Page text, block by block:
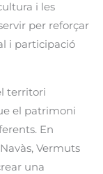
i les
per reforçar
i participació
territori
el patrimoni
En
Vermuts
una